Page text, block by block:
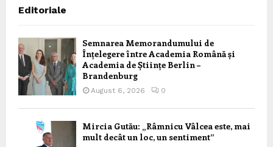
Editoriale
Semnarea Memorandumului de
Înțelegere între Academia Română și
Academia de Științe Berlin –
Brandenburg
August 6, 2026 0
Mircia Gutău: „Râmnicu Vâlcea este, mai
mult decât un loc, un sentiment”